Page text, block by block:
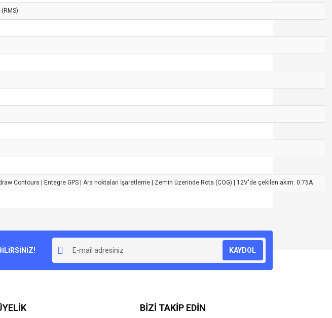
Contours | Entegre GPS | Ara noktaları İşaretleme | Zemin üzerinde Rota (COG) | 12V'de çekilen akım: 0.75A
KAYDOL
BİZİ TAKİP EDİN